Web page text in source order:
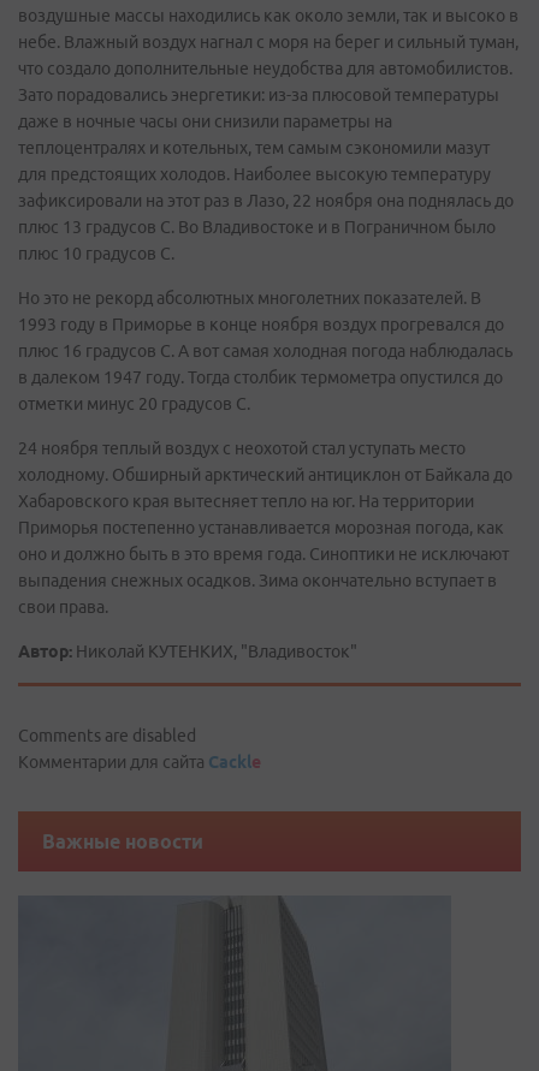
воздушные массы находились как около земли, так и высоко в
небе. Влажный воздух нагнал с моря на берег и сильный туман,
что создало дополнительные неудобства для автомобилистов.
Зато порадовались энергетики: из-за плюсовой температуры
даже в ночные часы они снизили параметры на
теплоцентралях и котельных, тем самым сэкономили мазут
для предстоящих холодов. Наиболее высокую температуру
зафиксировали на этот раз в Лазо, 22 ноября она поднялась до
плюс 13 градусов С. Во Владивостоке и в Пограничном было
плюс 10 градусов С.
Но это не рекорд абсолютных многолетних показателей. В
1993 году в Приморье в конце ноября воздух прогревался до
плюс 16 градусов С. А вот самая холодная погода наблюдалась
в далеком 1947 году. Тогда столбик термометра опустился до
отметки минус 20 градусов С.
24 ноября теплый воздух с неохотой стал уступать место
холодному. Обширный арктический антициклон от Байкала до
Хабаровского края вытесняет тепло на юг. На территории
Приморья постепенно устанавливается морозная погода, как
оно и должно быть в это время года. Синоптики не исключают
выпадения снежных осадков. Зима окончательно вступает в
свои права.
Автор: Николай КУТЕНКИХ, "Владивосток"
Comments are disabled
Комментарии для сайта Cackle
Важные новости